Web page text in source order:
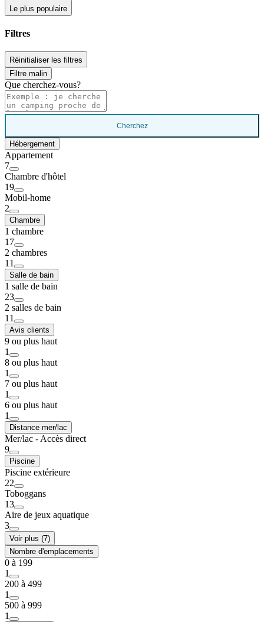
Le plus populaire
Filtres
Réinitialiser les filtres
Filtre malin
Que cherchez-vous?
Cherchez
Hébergement
Appartement
7
Chambre d'hôtel
19
Mobil-home
2
Chambre
1 chambre
17
2 chambres
11
Salle de bain
1 salle de bain
23
2 salles de bain
11
Avis clients
9 ou plus haut
1
8 ou plus haut
1
7 ou plus haut
1
6 ou plus haut
1
Distance mer/lac
Mer/lac - Accès direct
9
Piscine
Piscine extérieure
22
Toboggans
13
Aire de jeux aquatique
3
Voir plus (7)
Nombre d'emplacements
0 à 199
1
200 à 499
1
500 à 999
1